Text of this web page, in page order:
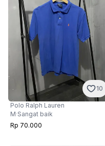
10
Polo Ralph Lauren
M·Sangat baik
Rp 70.000